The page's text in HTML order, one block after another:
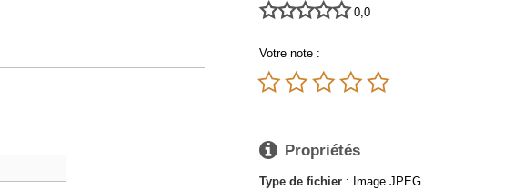
 0,0
Votre note :

 Propriétés
Type de fichier : Image JPEG